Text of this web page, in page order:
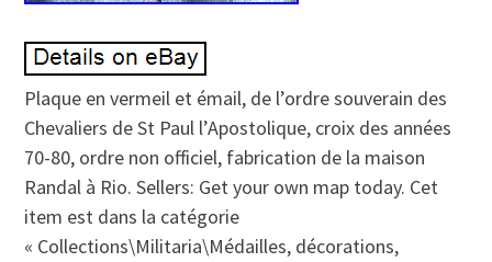
Plaque en vermeil et émail, de l’ordre souverain des
Chevaliers de St Paul l’Apostolique, croix des années
70-80, ordre non officiel, fabrication de la maison
Randal à Rio. Sellers: Get your own map today. Cet
item est dans la catégorie
« Collections\Militaria\Médailles, décorations,